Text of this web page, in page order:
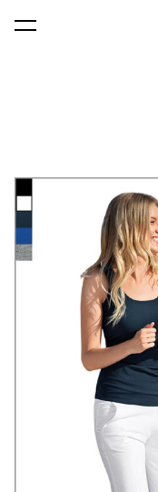
lisati ostukorvi.